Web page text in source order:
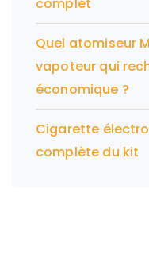
Quel atomiseur
vapoteur qui
économique ?
Cigarette
complète du kit